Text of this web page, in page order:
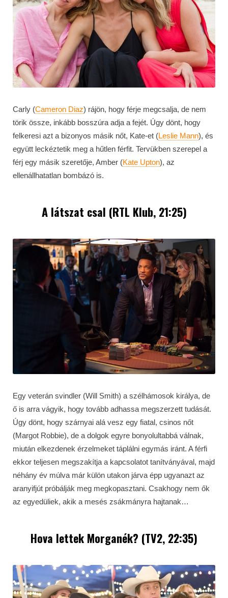
Carly (Cameron Diaz) rájön, hogy férje megcsalja, de nem
törik össze, inkább bosszúra adja a fejét. Úgy dönt, hogy
felkeresi azt a bizonyos másik nőt, Kate-et (Leslie Mann), és
együtt leckéztetik meg a hűtlen férfit. Tervükben szerepel a
férj egy másik szeretője, Amber (Kate Upton), az
ellenállhatatlan bombázó is.
A látszat csal (RTL Klub, 21:25)
Egy veterán svindler (Will Smith) a szélhámosok királya, de
ő is arra vágyik, hogy tovább adhassa megszerzett tudását.
Úgy dönt, hogy szárnyai alá vesz egy fiatal, csinos nőt
(Margot Robbie), de a dolgok egyre bonyolultabbá válnak,
miután elkezdenek érzelmeket táplálni egymás iránt. A férfi
ekkor teljesen megszakítja a kapcsolatot tanítványával, majd
néhány év múlva már külön utakon járva épp ugyanazt az
aranyifjút próbálják meg megkopasztani. Csakhogy nem ők
az egyedüliek, akik a mesés zsákmányra hajtanak…
Hova lettek Morganék? (TV2, 22:35)